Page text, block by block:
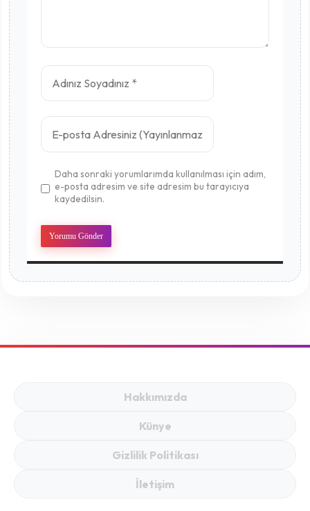
Daha sonraki yorumlarımda kullanılması için adım,
e-posta adresim ve site adresim bu tarayıcıya
kaydedilsin.
Hakkımızda
Künye
Gizlilik Politikası
İletişim